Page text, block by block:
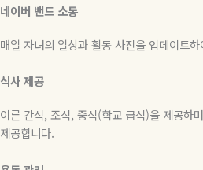
네이버 밴드 소통
매일 자녀의 일상과 활동 사진을 업데이트
식사 제공
이른 간식, 조식, 중식(학교 급식)을 제공하
제공합니다.